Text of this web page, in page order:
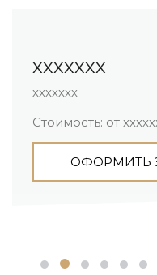
от ххххххх ₽
ОФОРМИТЬ